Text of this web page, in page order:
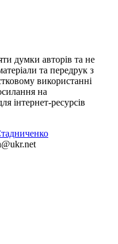
думки авторів та не
та передрук з
використанні
на
інтернет-ресурсів